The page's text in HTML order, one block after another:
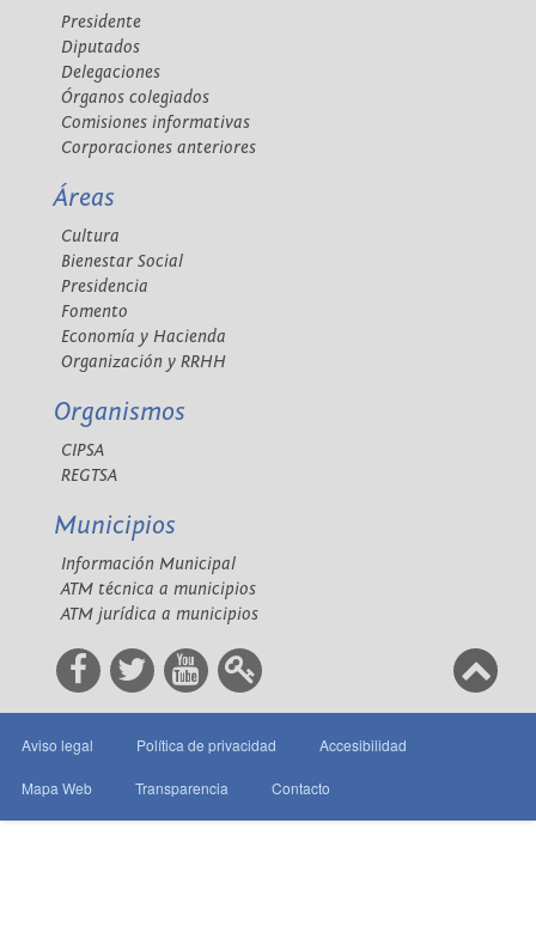
Presidente
Diputados
Delegaciones
Órganos colegiados
Comisiones informativas
Corporaciones anteriores
Áreas
Cultura
Bienestar Social
Presidencia
Fomento
Economía y Hacienda
Organización y RRHH
Organismos
CIPSA
REGTSA
Municipios
Información Municipal
ATM técnica a municipios
ATM jurídica a municipios
Aviso legal Política de privacidad Accesibilidad
Mapa Web Transparencia Contacto